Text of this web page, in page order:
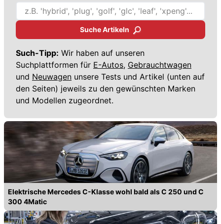
Suche Artikeln
Such-Tipp: Wir haben auf unseren
Suchplattformen für E-Autos, Gebrauchtwagen
und Neuwagen unsere Tests und Artikel (unten auf
den Seiten) jeweils zu den gewünschten Marken
und Modellen zugeordnet.
Elektrische Mercedes C-Klasse wohl bald als C 250 und C
300 4Matic